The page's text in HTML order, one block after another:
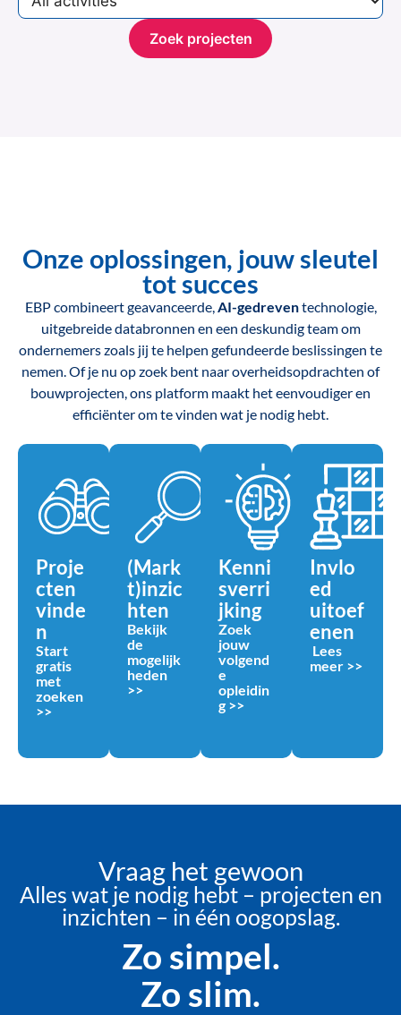
Zoek projecten
Onze oplossingen, jouw sleutel
tot succes
EBP combineert geavanceerde,AI-gedreventechnologie,
uitgebreide databronnen en een deskundig team om
ondernemers zoals jij te helpen gefundeerde beslissingen te
nemen. Of je nu op zoek bent naar overheidsopdrachten of
bouwprojecten, ons platform maakt het eenvoudiger en
efficiënter om te vinden wat je nodig hebt.
Proje
cten
vinde
n
Start
gratis
met
zoeken
>>
(Mark
t)inzic
hten
Bekijk
de
mogelijk
heden
>>
Kenni
sverri
jking
Zoek
jouw
volgend
e
opleidin
g >>
Invlo
ed
uitoef
enen
Lees
meer >>
Vraag het gewoon​
Alles wat je nodig hebt – projecten en
inzichten – in één oogopslag.
Zo simpel.
Zo slim.